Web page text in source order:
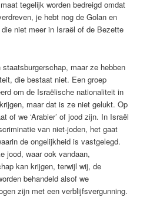
tegelijk worden bedreigd omdat
je hebt nog de Golan en
niet meer in Israël of de Bezette
maar ze hebben
die bestaat niet. Een groep
om de Israëlische nationaliteit in
maar dat is ze niet gelukt. Op
of we ‘Arabier’ of jood zijn. In Israël
van niet-joden, het gaat
de ongelijkheid is vastgelegd.
jood, waar ook vandaan,
kan krijgen, terwijl wij, de
behandeld alsof we
zijn met een verblijfsvergunning.